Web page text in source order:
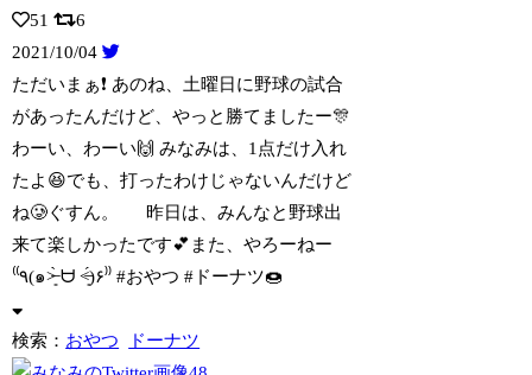
51
6
2021/10/04
ただいまぁ❗️ あのね、土曜日に野球の試合
があったんだけど、やっと勝てましたー🎊
わーい、わーい🙌 みなみは、1点だけ入れ
たよ😆でも、打ったわけじゃないんだけど
ね🥲ぐすん。 昨日は、みんなと野球出
来て楽しかったです💕また、やろーねー
⁽⁽٩(๑˃̶͈̀ ᗨ ˂̶͈́)۶⁾⁾ #おやつ #ドーナツ🍩
検索： おやつ ドーナツ